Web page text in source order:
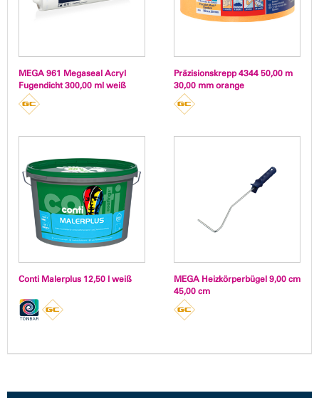
MEGA 961 Megaseal Acryl
Fugendicht 300,00 ml weiß
Präzisionskrepp 4344 50,00 m
30,00 mm orange
Conti Malerplus 12,50 l weiß
MEGA Heizkörperbügel 9,00 cm
45,00 cm